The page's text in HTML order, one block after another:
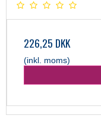
226,25 DKK
(inkl. moms)